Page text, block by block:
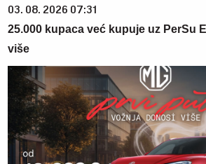
03. 08. 2026 07:31
25.000 kupaca već kupuje uz PerSu
više